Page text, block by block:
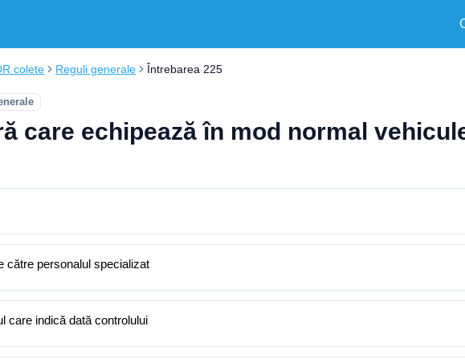
colete Reguli generale Întrebarea 225
care echipează în mod normal
către personalul specializat
care indică dată controlului